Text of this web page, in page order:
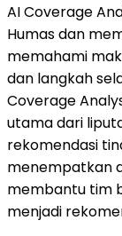
AI Coverage
Humas dan
memahami
dan langkah
Coverage
utama dari
rekomendasi
menempatkan
membantu tim
menjadi